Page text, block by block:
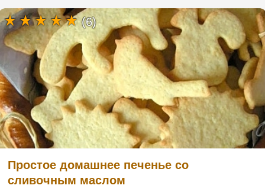
Простое домашнее печенье со
сливочным маслом
(6)